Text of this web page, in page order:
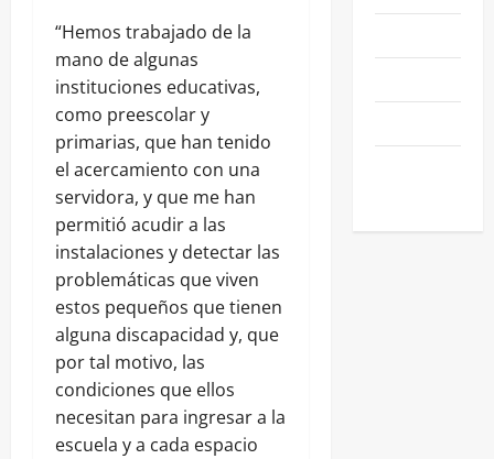
“Hemos trabajado de la
mano de algunas
instituciones educativas,
como preescolar y
primarias, que han tenido
el acercamiento con una
servidora, y que me han
permitió acudir a las
instalaciones y detectar las
problemáticas que viven
estos pequeños que tienen
alguna discapacidad y, que
por tal motivo, las
condiciones que ellos
necesitan para ingresar a la
escuela y a cada espacio